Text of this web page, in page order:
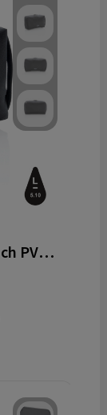
Swiss Peak AWARE™ tech pouch PVC-vrij